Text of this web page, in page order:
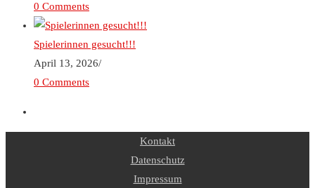
0 Comments
Spielerinnen gesucht!!!
April 13, 2026/
0 Comments
Kontakt
Datenschutz
Impressum